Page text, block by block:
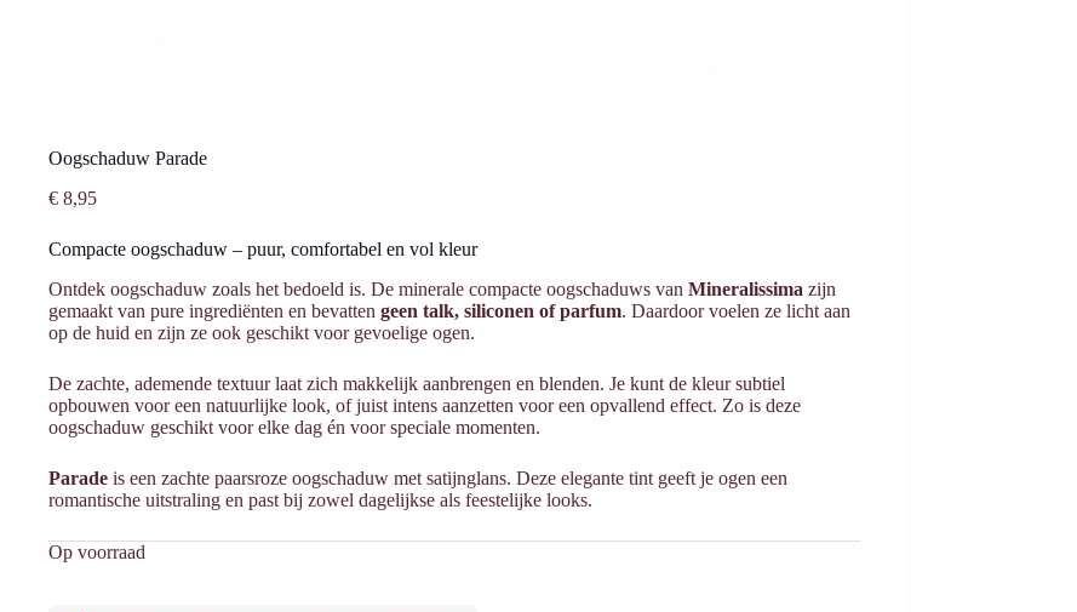
Oogschaduw Parade
€ 8,95
Compacte oogschaduw – puur, comfortabel en vol kleur
Ontdek oogschaduw zoals het bedoeld is. De minerale compacte oogschaduws van Mineralissima zijn
gemaakt van pure ingrediënten en bevatten geen talk, siliconen of parfum. Daardoor voelen ze licht aan
op de huid en zijn ze ook geschikt voor gevoelige ogen.
De zachte, ademende textuur laat zich makkelijk aanbrengen en blenden. Je kunt de kleur subtiel
opbouwen voor een natuurlijke look, of juist intens aanzetten voor een opvallend effect. Zo is deze
oogschaduw geschikt voor elke dag én voor speciale momenten.
Parade is een zachte paarsroze oogschaduw met satijnglans. Deze elegante tint geeft je ogen een
romantische uitstraling en past bij zowel dagelijkse als feestelijke looks.
Op voorraad